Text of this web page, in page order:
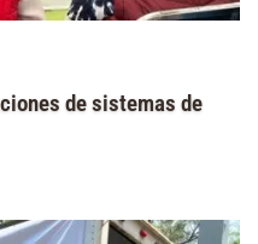
de sistemas de